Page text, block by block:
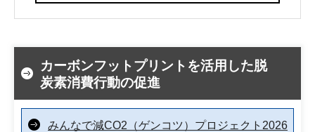
カーボンフットプリントを活用した脱
炭素消費行動の促進
みんなで減CO2（ゲンコツ）プロジェクト2026